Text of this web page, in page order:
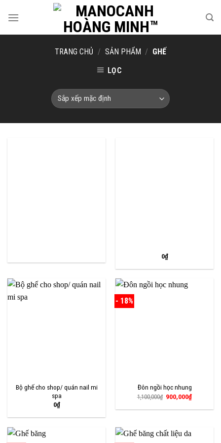
TRANG CHỦ / SẢN PHẨM / GHẾ
LỌC
0₫
Bộ ghế cho shop/ quán nail mi
spa
0₫
- 18%
Đôn ngồi học nhung
1,100,000₫ Giá
là:
900,000₫Giá
tại